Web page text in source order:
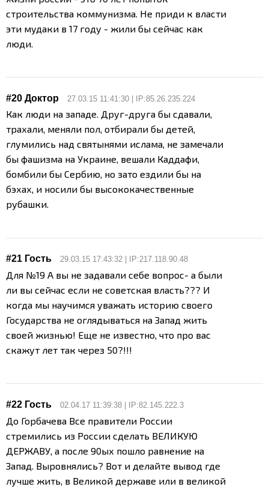
строительства коммунизма. Не приди к власти
эти мудаки в 17 году - жили бы сейчас как
люди.
#20 Доктор 27.03.15 11:41:30 | IP:85.26.235.224
Как люди на западе. Друг-друга бы сдавали,
трахали, меняли пол, отбирали бы детей,
глумились над святынями ислама, не замечали
бы фашизма на Украине, вешали Каддафи,
бомбили бы Сербию, но зато ездили бы на
бэхах, и носили бы высококачественные
рубашки.
#21 Гость 29.03.15 17:43:32 | IP:217.118.90.48
Для №19 А вы не задавали себе вопрос- а были
ли вы сейчас если не советская власть??? И
когда мы научимся уважать историю своего
Государства не оглядываться на Запад жить
своей жизнью! Еще не известно, что про вас
скажут лет так через 50?!!!
#22 Гость 02.04.17 11:39:38 | IP:82.145.222.3
До Горбачева Все правители России
стремились из России сделать ВЕЛИКУЮ
ДЕРЖАВУ, а после 90ых пошло равнение на
Запад. Выровнялись? Вот и делайте вывод где
лучше жить, в Великой державе или в великой